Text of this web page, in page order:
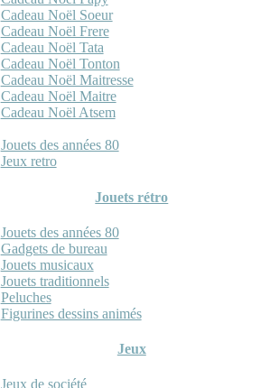
Cadeau Noël Soeur
Cadeau Noël Frere
Cadeau Noël Tata
Cadeau Noël Tonton
Cadeau Noël Maitresse
Cadeau Noël Maitre
Cadeau Noël Atsem
Jouets des années 80
Jeux retro
Jouets rétro
Jouets des années 80
Gadgets de bureau
Jouets musicaux
Jouets traditionnels
Peluches
Figurines dessins animés
Jeux
Jeux de société